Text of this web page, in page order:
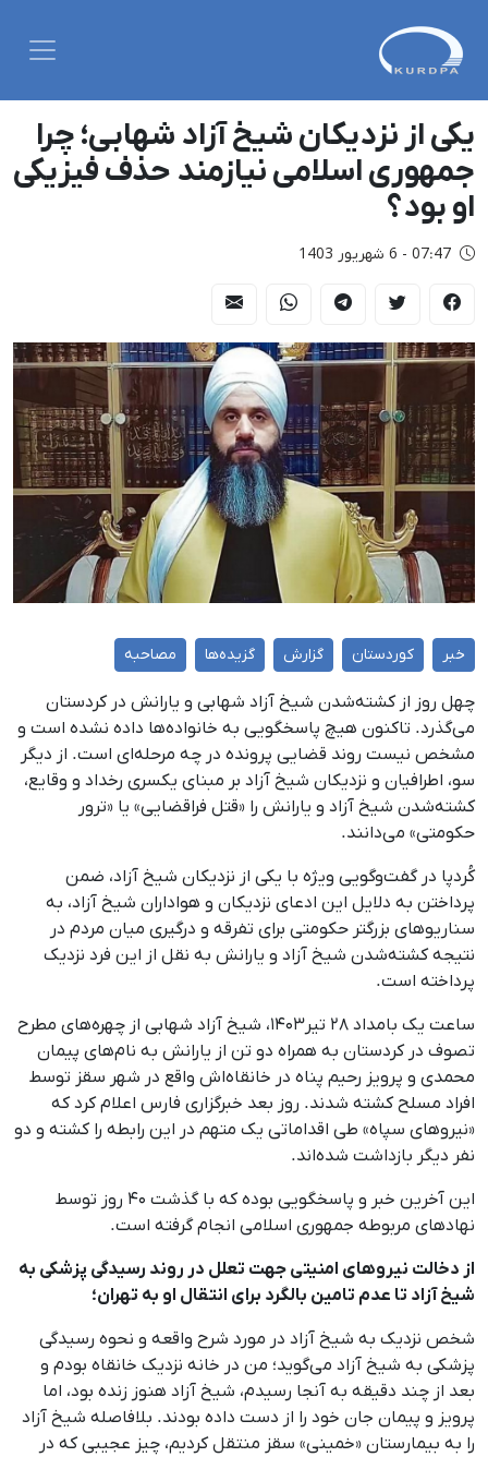
یکی از نزدیکان شیخ آزاد شهابی؛ چرا
جمهوری اسلامی نیازمند حذف فیزیکی
او بود؟
07:47 - 6 شهریور 1403
خبر کوردستان گزارش گزیده‌ها مصاحبه
چهل روز از کشته‌شدن شیخ آزاد شهابی و یارانش در کردستان
می‌گذرد. تاکنون هیچ پاسخگویی به خانواده‌ها داده نشده است و
مشخص نیست روند قضایی پرونده در چه مرحله‌ای است. از دیگر
سو، اطرافیان و نزدیکان شیخ آزاد بر مبنای یکسری رخداد و وقایع،
کشته‌شدن شیخ آزاد و یارانش را «قتل فراقضایی» یا «ترور
حکومتی» می‌دانند.
کُردپا در گفت‌وگویی ویژه با یکی از نزدیکان شیخ آزاد، ضمن
پرداختن به دلایل این ادعای نزدیکان و هواداران شیخ آزاد، به
سناریوهای بزرگتر حکومتی برای تفرقه و درگیری میان مردم در
نتیجه کشته‌شدن شیخ آزاد و یارانش به نقل از این فرد نزدیک
پرداخته است.
ساعت یک بامداد ۲۸ تیر۱۴۰۳، شیخ آزاد شهابی از چهره‌های مطرح
تصوف در کردستان به ‌همراه دو تن از یارانش به ‌نام‌های پیمان
محمدی و پرویز رحیم‌ پناه در خانقاه‌اش واقع در شهر سقز توسط
افراد مسلح کشته شدند. روز بعد خبرگزاری فارس اعلام کرد که
«نیروهای سپاه» طی اقداماتی یک متهم در این رابطه را کشته و دو
نفر دیگر بازداشت شده‌اند.
این آخرین خبر و پاسخگویی بوده که با گذشت ۴۰ روز توسط
نهادهای مربوطه جمهوری اسلامی انجام گرفته است.
از دخالت نیروهای امنیتی جهت تعلل در روند رسیدگی پزشکی به
شیخ آزاد تا عدم تامین بالگرد برای انتقال او به تهران؛
شخص نزدیک به شیخ آزاد در مورد شرح واقعه و نحوه رسیدگی
پزشکی به شیخ آزاد می‌گوید؛ من در خانه نزدیک خانقاه بودم و
بعد از چند دقیقه به آنجا رسیدم، شیخ آزاد هنوز زنده بود، اما
پرویز و پیمان جان خود را از دست داده بودند. بلافاصله شیخ آزاد
را به بیمارستان «خمینی» سقز منتقل کردیم، چیز عجیبی که در